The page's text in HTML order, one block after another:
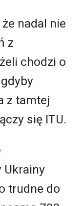
nadal nie
z
chodzi o
z tamtej
się ITU.
Ukrainy
trudne do